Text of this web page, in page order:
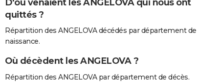
D'où venaient les ANGELOVA qui nous ont
quittés ?
Répartition des ANGELOVA décédés par département de
naissance.
Où décèdent les ANGELOVA ?
Répartition des ANGELOVA par département de décès.